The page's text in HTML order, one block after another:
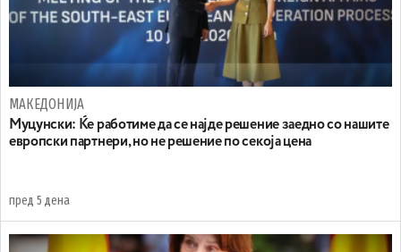
МАКЕДОНИЈА
Муцунски: Ќе работиме да се најде решение заедно со нашите
европски партнери, но не решение по секоја цена
пред 5 дена